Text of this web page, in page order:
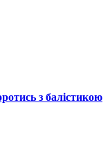
з балістикою